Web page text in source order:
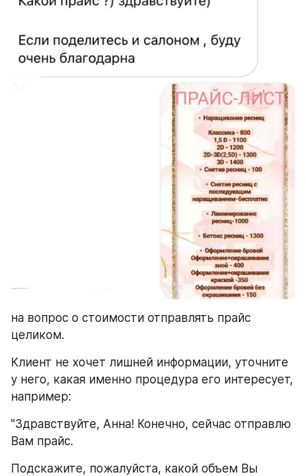
на вопрос о стоимости отправлять прайс
целиком.
Клиент не хочет лишней информации, уточните
у него, какая именно процедура его интересует,
например:
"Здравствуйте, Анна! Конечно, сейчас отправлю
Вам прайс.
Подскажите, пожалуйста, какой объем Вы